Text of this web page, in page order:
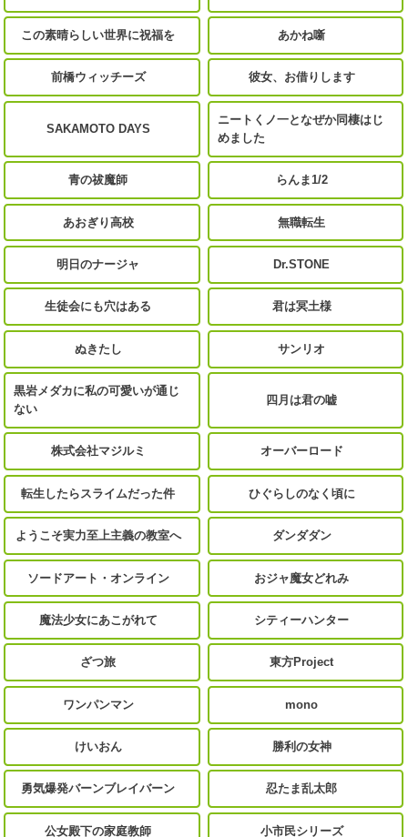
この素晴らしい世界に祝福を あかね噺
前橋ウィッチーズ 彼女、お借りします
SAKAMOTO DAYS
ニートくノ一となぜか同棲はじ
めました
青の祓魔師 らんま1/2
あおぎり高校 無職転生
明日のナージャ Dr.STONE
生徒会にも穴はある 君は冥土様
ぬきたし サンリオ
黒岩メダカに私の可愛いが通じ
ない
四月は君の嘘
株式会社マジルミ オーバーロード
転生したらスライムだった件 ひぐらしのなく頃に
ようこそ実力至上主義の教室へ ダンダダン
ソードアート・オンライン おジャ魔女どれみ
魔法少女にあこがれて シティーハンター
ざつ旅 東方Project
ワンパンマン mono
けいおん 勝利の女神
勇気爆発バーンブレイバーン 忍たま乱太郎
公女殿下の家庭教師 小市民シリーズ